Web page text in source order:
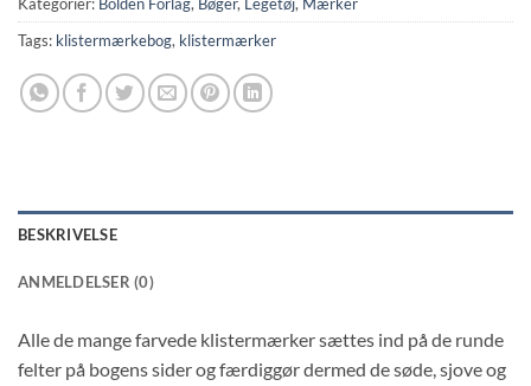
Kategorier: Bolden Forlag, Bøger, Legetøj, Mærker
Tags: klistermærkebog, klistermærker
BESKRIVELSE
ANMELDELSER (0)
Alle de mange farvede klistermærker sættes ind på de runde
felter på bogens sider og færdiggør dermed de søde, sjove og